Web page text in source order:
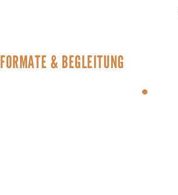
FORMATE & BEGLEITUNG